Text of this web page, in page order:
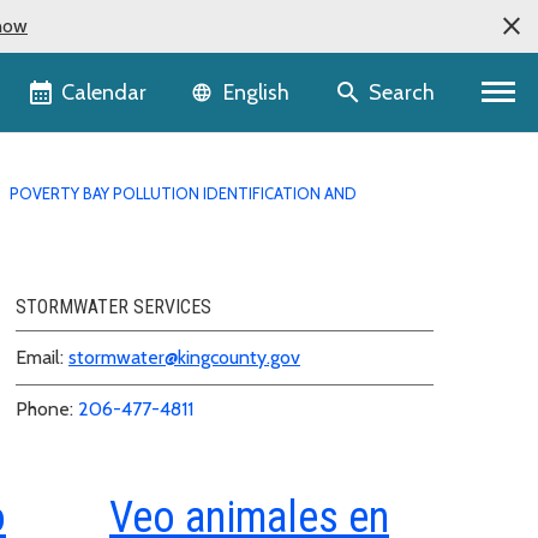
Calendar Language selector
English Search
POVERTY BAY POLLUTION IDENTIFICATION AND
STORMWATER SERVICES
Email: stormwater@kingcounty.gov
Phone: 206-477-4811
Veo animales en